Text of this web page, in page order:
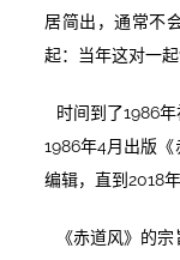
居简出，通常不
起：当年这对一
时间到了1986
1986年4月出版
编辑，直到2018
《赤道风》的